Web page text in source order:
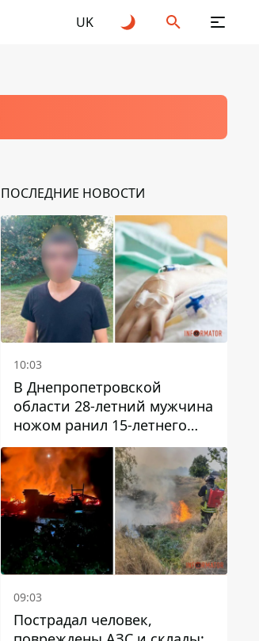
UK
ПОСЛЕДНИЕ НОВОСТИ
10:03
В Днепропетровской
области 28-летний мужчина
ножом ранил 15-летнего
парня
09:03
Пострадал человек,